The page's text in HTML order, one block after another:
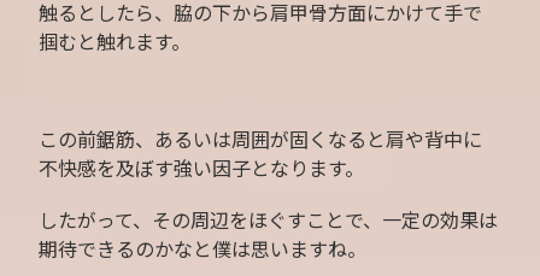
触るとしたら、脇の下から肩甲骨方面にかけて手で
掴むと触れます。
この前鋸筋、あるいは周囲が固くなると肩や背中に
不快感を及ぼす強い因子となります。
したがって、その周辺をほぐすことで、一定の効果は
期待できるのかなと僕は思いますね。